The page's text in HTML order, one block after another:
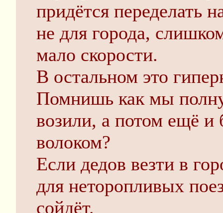
придётся переделать
не для города,
мало скорости.
В остальном это
Помнишь как мы
возили, а потом ещё и
волоком?
Если дедов везти в
для неторопливых
сойдёт.